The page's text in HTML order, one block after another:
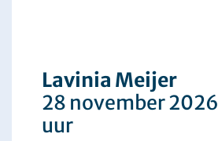
Lavinia Meijer
28 november 2026
uur